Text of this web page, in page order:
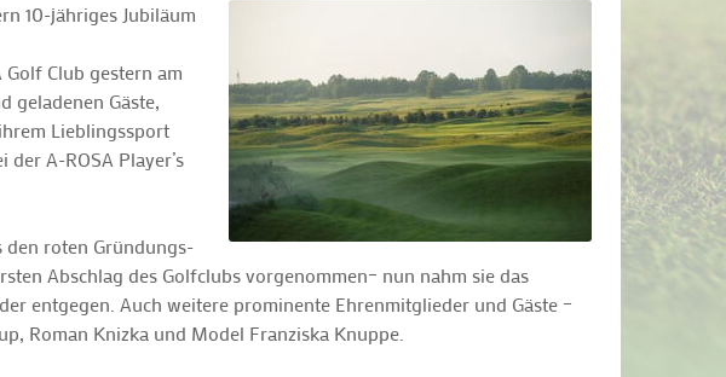
10-jähriges Jubiläum
Club gestern am
geladenen Gäste,
Lieblingssport
A-ROSA Player’s
den roten Gründungs-
Abschlag des Golfclubs vorgenommen– nun nahm sie das
entgegen. Auch weitere prominente Ehrenmitglieder und Gäste –
Roman Knizka und Model Franziska Knuppe.